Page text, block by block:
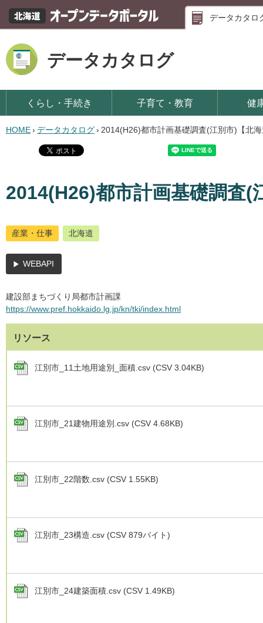
データカタロ
データカタログ
くらし・手続き 子育て・教育 健
HOME› データカタログ› 2014(H26)都市計画基礎調査(江別市)【北
2014(H26)都市計画基礎調査(
産業・仕事 北海道
WEBAPI
建設部まちづくり局都市計画課
https://www.pref.hokkaido.lg.jp/kn/tki/index.html
リソース
江別市_11土地用途別_面積.csv (CSV 3.04KB)
江別市_21建物用途別.csv (CSV 4.68KB)
江別市_22階数.csv (CSV 1.55KB)
江別市_23構造.csv (CSV 879バイト)
江別市_24建築面積.csv (CSV 1.49KB)